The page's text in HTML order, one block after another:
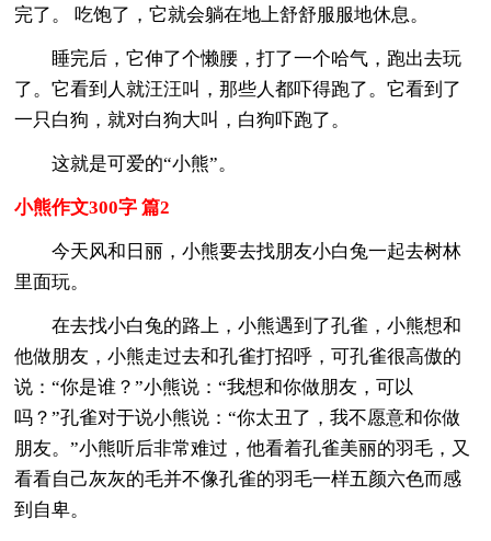
完了。 吃饱了，它就会躺在地上舒舒服服地休息。
睡完后，它伸了个懒腰，打了一个哈气，跑出去玩
了。它看到人就汪汪叫，那些人都吓得跑了。它看到了
一只白狗，就对白狗大叫，白狗吓跑了。
这就是可爱的“小熊”。
小熊作文300字 篇2
今天风和日丽，小熊要去找朋友小白兔一起去树林
里面玩。
在去找小白兔的路上，小熊遇到了孔雀，小熊想和
他做朋友，小熊走过去和孔雀打招呼，可孔雀很高傲的
说：“你是谁？”小熊说：“我想和你做朋友，可以
吗？”孔雀对于说小熊说：“你太丑了，我不愿意和你做
朋友。”小熊听后非常难过，他看着孔雀美丽的羽毛，又
看看自己灰灰的毛并不像孔雀的羽毛一样五颜六色而感
到自卑。